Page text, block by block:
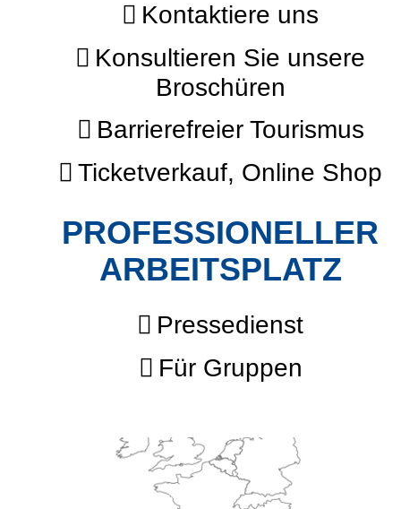
Kontaktiere uns
Konsultieren Sie unsere
Broschüren
Barrierefreier Tourismus
Ticketverkauf, Online Shop
PROFESSIONELLER
ARBEITSPLATZ
Pressedienst
Für Gruppen